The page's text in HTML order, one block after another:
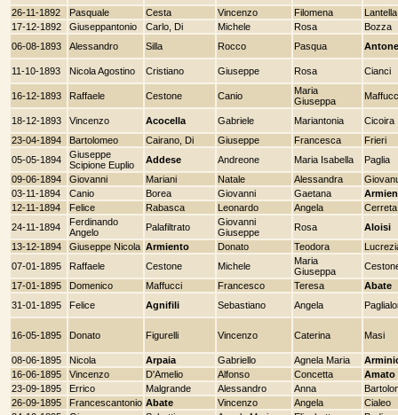
26-11-1892
Pasquale Cesta Vincenzo Filomena
Lantella
17-12-1892
Giuseppantonio Carlo, Di Michele Rosa
Bozza
06-08-1893
Alessandro Silla Rocco Pasqua
11-10-1893 Nicola Agostino Cristiano Giuseppe Rosa Cianci
16-12-1893 Raffaele Cestone Canio
Maria
Giuseppa
18-12-1893 Vincenzo Acocella Gabriele Mariantonia
Cicoira
23-04-1894
Bartolomeo Cairano, Di Giuseppe Francesca
Frieri
05-05-1894
Giuseppe
Scipione Euplio
Addese Andreone Maria Isabella
Paglia
09-06-1894
Giovanni Mariani Natale Alessandra
03-11-1894
Canio Borea Giovanni Gaetana
12-11-1894
Felice Rabasca Leonardo Angela
Cerreta
24-11-1894
Ferdinando
Angelo
Palafiltrato
Giovanni
Giuseppe
Rosa
Aloisi
13-12-1894
Giuseppe Nicola Armiento Donato Teodora
07-01-1895
Raffaele Cestone Michele
Maria
Giuseppa
17-01-1895
Domenico Maffucci Francesco Teresa
Abate
31-01-1895
Felice Agnifili Sebastiano Angela
16-05-1895 Donato Figurelli Vincenzo Caterina Masi
08-06-1895 Nicola Arpaia Gabriello Agnela Maria
16-06-1895
Vincenzo D'Amelio Alfonso Concetta
Amato
23-09-1895
Errico Malgrande Alessandro Anna
26-09-1895
Francescantonio Abate Vincenzo Angela
Cialeo